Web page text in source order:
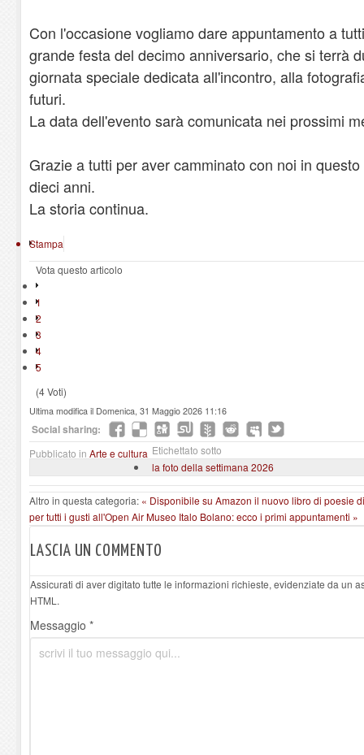
Con l'occasione vogliamo dare appuntamento a
grande festa del decimo anniversario, che si terrà
giornata speciale dedicata all'incontro, alla
futuri.
La data dell'evento sarà comunicata nei prossimi
Grazie a tutti per aver camminato con noi in
dieci anni.
La storia continua.
Stampa
Vota questo articolo
1
2
3
4
5
(4 Voti)
Ultima modifica il Domenica, 31 Maggio 2026 11:16
Social sharing:
Pubblicato in Arte e cultura Etichettato sotto
la foto della settimana 2026
Altro in questa categoria: « Disponibile su Amazon il nuovo libro di poesie
per tutti i gusti all'Open Air Museo Italo Bolano: ecco i primi appuntamenti »
LASCIA UN COMMENTO
Assicurati di aver digitato tutte le informazioni richieste, evidenziate da un
HTML.
Messaggio *